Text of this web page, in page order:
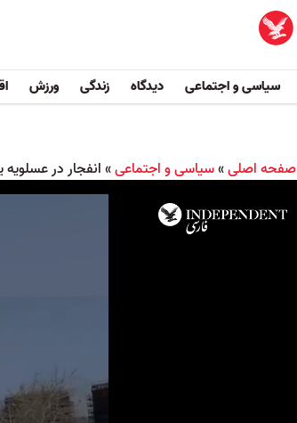
سیاسی و اجتماعی دیدگاه زندگی ورزش
صفحه اصلی»سیاسی و اجتماعی»انفجار در